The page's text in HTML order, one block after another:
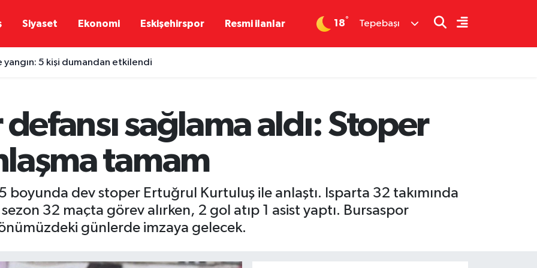
Siyaset Ekonomi Eskişehirspor Resmi ilanlar 18° Tepebaşı
yangın: 5 kişi dumandan etkilendi
sağlama aldı: Stoper
tamam
boyunda dev stoper Ertuğrul Kurtuluş ile anlaştı. Isparta 32 takımında
32 maçta görev alırken, 2 gol atıp 1 asist yaptı. Bursaspor
günlerde imzaya gelecek.